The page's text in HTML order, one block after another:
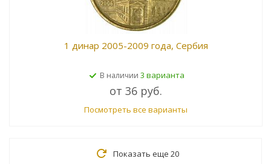
1 динар 2005-2009 года, Сербия
В наличии 3 варианта
от 36 руб.
Посмотреть все варианты
Показать еще 20